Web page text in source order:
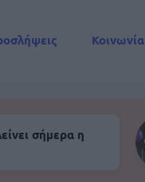
Κοινωνία
σήμερα η